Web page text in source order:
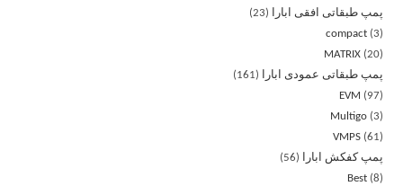
پمپ طبقاتی افقی ابارا
23
compact 3
MATRIX 20
پمپ طبقاتی عمودی ابارا
161
EVM
97
Multigo 3
VMPS 61
پمپ کفکش ابارا
56
Best 8